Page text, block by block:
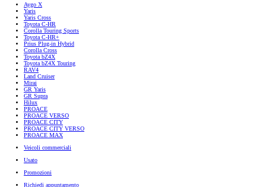
Aygo X
Yaris
Yaris Cross
Toyota C-HR
Corolla Touring Sports
Toyota C-HR+
Prius Plug-in Hybrid
Corolla Cross
Toyota bZ4X
Toyota bZ4X Touring
RAV4
Land Cruiser
Mirai
GR Yaris
GR Supra
Hilux
PROACE
PROACE VERSO
PROACE CITY
PROACE CITY VERSO
PROACE MAX
Veicoli commerciali
Usato
Promozioni
Richiedi appuntamento